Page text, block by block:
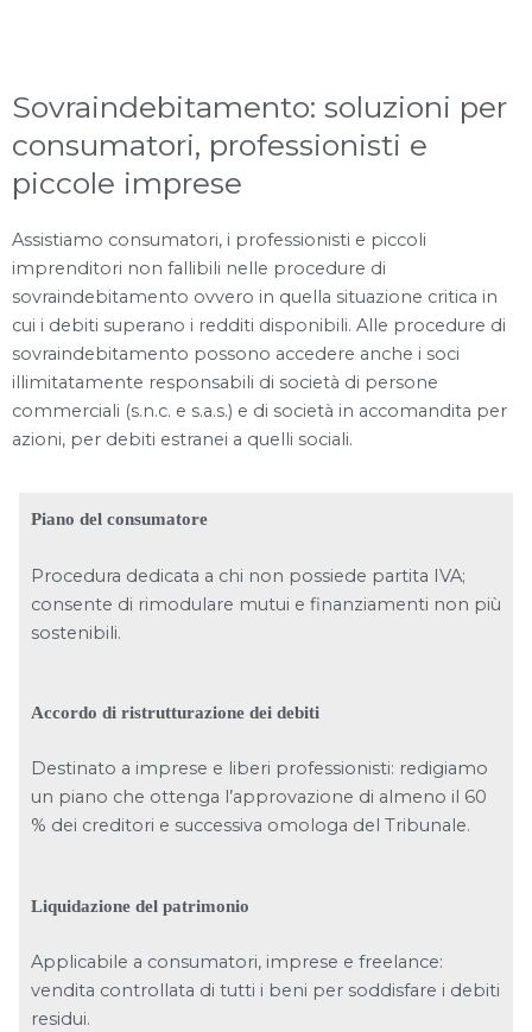
Sovraindebitamento: soluzioni per
consumatori, professionisti e
piccole imprese
Assistiamo consumatori, i professionisti e piccoli
imprenditori non fallibili nelle procedure di
sovraindebitamento ovvero in quella situazione critica in
cui i debiti superano i redditi disponibili. Alle procedure di
sovraindebitamento possono accedere anche i soci
illimitatamente responsabili di società di persone
commerciali (s.n.c. e s.a.s.) e di società in accomandita per
azioni, per debiti estranei a quelli sociali.
Piano del consumatore
Procedura dedicata a chi non possiede partita IVA;
consente di rimodulare mutui e finanziamenti non più
sostenibili.
Accordo di ristrutturazione dei debiti
Destinato a imprese e liberi professionisti: redigiamo
un piano che ottenga l’approvazione di almeno il 60
% dei creditori e successiva omologa del Tribunale.
Liquidazione del patrimonio
Applicabile a consumatori, imprese e freelance:
vendita controllata di tutti i beni per soddisfare i debiti
residui.